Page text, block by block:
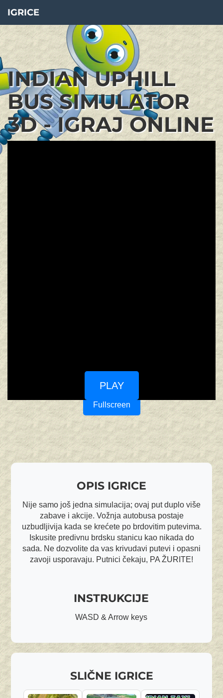
IGRICE
INDIAN UPHILL
BUS SIMULATOR
3D - IGRAJ ONLINE
PLAY
Fullscreen
OPIS IGRICE
Nije samo još jedna simulacija; ovaj put duplo više
zabave i akcije. Vožnja autobusa postaje
uzbudljivija kada se krećete po brdovitim putevima.
Iskusite predivnu brdsku stanicu kao nikada do
sada. Ne dozvolite da vas krivudavi putevi i opasni
zavoji usporavaju. Putnici čekaju, PA ŽURITE!
INSTRUKCIJE
WASD & Arrow keys
SLIČNE IGRICE